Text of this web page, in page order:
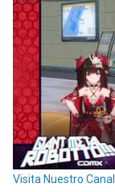
Visita Nuestro Canal